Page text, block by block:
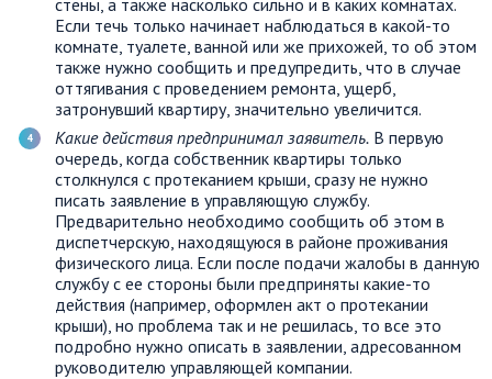
стены, а также насколько сильно и в каких комнатах.
Если течь только начинает наблюдаться в какой-то
комнате, туалете, ванной или же прихожей, то об этом
также нужно сообщить и предупредить, что в случае
оттягивания с проведением ремонта, ущерб,
затронувший квартиру, значительно увеличится.
Какие действия предпринимал заявитель. В первую
очередь, когда собственник квартиры только
столкнулся с протеканием крыши, сразу не нужно
писать заявление в управляющую службу.
Предварительно необходимо сообщить об этом в
диспетчерскую, находящуюся в районе проживания
физического лица. Если после подачи жалобы в данную
службу с ее стороны были предприняты какие-то
действия (например, оформлен акт о протекании
крыши), но проблема так и не решилась, то все это
подробно нужно описать в заявлении, адресованном
руководителю управляющей компании.